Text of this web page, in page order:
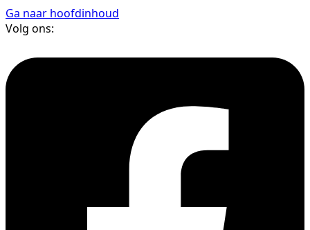
Ga naar hoofdinhoud
Volg ons: